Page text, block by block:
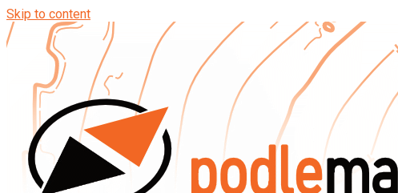
Skip to content